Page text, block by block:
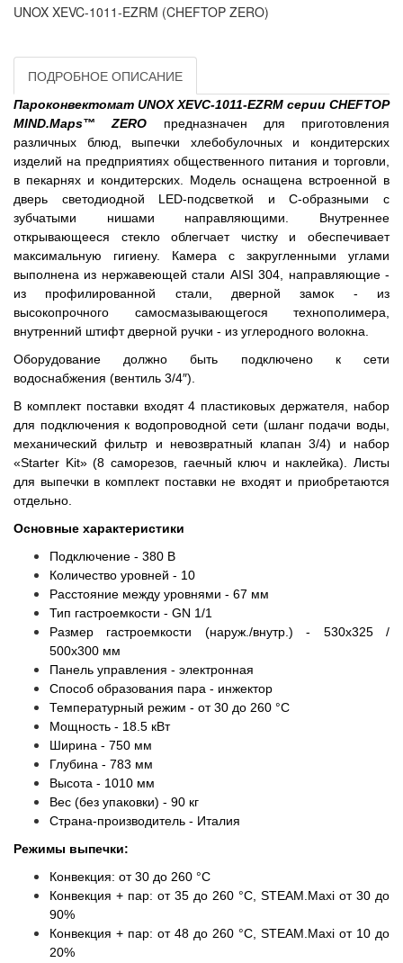
UNOX XEVC-1011-EZRM (CHEFTOP ZERO)
ПОДРОБНОЕ ОПИСАНИЕ
Пароконвектомат UNOX XEVC-1011-EZRM серии CHEFTOP
MIND.Maps™ ZERO предназначен для приготовления
различных блюд, выпечки хлебобулочных и кондитерских
изделий на предприятиях общественного питания и торговли,
в пекарнях и кондитерских. Модель оснащена встроенной в
дверь светодиодной LED-подсветкой и C-образными с
зубчатыми нишами направляющими. Внутреннее
открывающееся стекло облегчает чистку и обеспечивает
максимальную гигиену. Камера с закругленными углами
выполнена из нержавеющей стали AISI 304, направляющие -
из профилированной стали, дверной замок - из
высокопрочного самосмазывающегося технополимера,
внутренний штифт дверной ручки - из углеродного волокна.
Оборудование должно быть подключено к сети
водоснабжения (вентиль 3/4″).
В комплект поставки входят 4 пластиковых держателя, набор
для подключения к водопроводной сети (шланг подачи воды,
механический фильтр и невозвратный клапан 3/4) и набор
«Starter Kit» (8 саморезов, гаечный ключ и наклейка). Листы
для выпечки в комплект поставки не входят и приобретаются
отдельно.
Основные характеристики
Подключение - 380 В
Количество уровней - 10
Расстояние между уровнями - 67 мм
Тип гастроемкости - GN 1/1
Размер гастроемкости (наруж./внутр.) - 530x325 /
500x300 мм
Панель управления - электронная
Способ образования пара - инжектор
Температурный режим - от 30 до 260 °С
Мощность - 18.5 кВт
Ширина - 750 мм
Глубина - 783 мм
Высота - 1010 мм
Вес (без упаковки) - 90 кг
Страна-производитель - Италия
Режимы выпечки:
Конвекция: от 30 до 260 °C
Конвекция + пар: от 35 до 260 °C, STEAM.Maxi от 30 до
90%
Конвекция + пар: от 48 до 260 °C, STEAM.Maxi от 10 до
20%